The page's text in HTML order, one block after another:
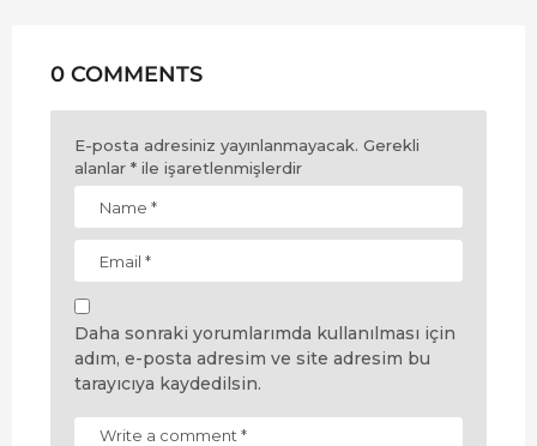
0 COMMENTS
E-posta adresiniz yayınlanmayacak. Gerekli
alanlar * ile işaretlenmişlerdir
Daha sonraki yorumlarımda kullanılması için
adım, e-posta adresim ve site adresim bu
tarayıcıya kaydedilsin.